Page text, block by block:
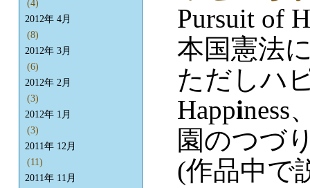
Pursuit of
本国憲法
ただしハ
Happiness
園のつづ
(作品中で
(4)
2012年 4月
(8)
2012年 3月
(6)
2012年 2月
(3)
2012年 1月
(3)
2011年 12月
(11)
2011年 11月